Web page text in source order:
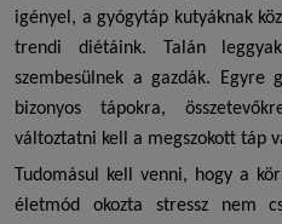
igényel, agyógytáp kutyáknak
trendi diétáink. Talán
szembesülnek a gazdák.
bizonyos tápokra,
változtatni kell a megszokott táp
Tudomásul kell venni, hogy a
életmód okozta stressz nem